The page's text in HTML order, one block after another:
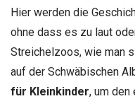
Hier werden die
ohne dass es zu laut
Streichelzoos, wie man
auf der Schwäbischen
für Kleinkinder, um den